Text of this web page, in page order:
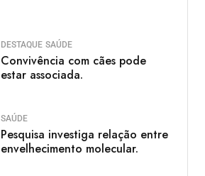
DESTAQUE SAÚDE
Convivência com cães pode
estar associada.
SAÚDE
Pesquisa investiga relação entre
envelhecimento molecular.